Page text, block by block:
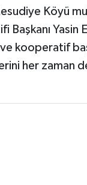
Köyü
Başkanı Yasin
kooperatif
her zaman